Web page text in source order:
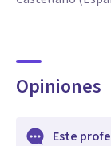
Opiniones
Este